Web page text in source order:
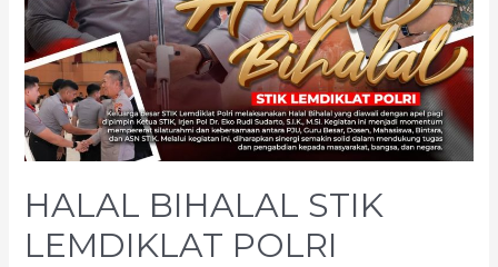
HALAL BIHALAL STIK
LEMDIKLAT POLRI